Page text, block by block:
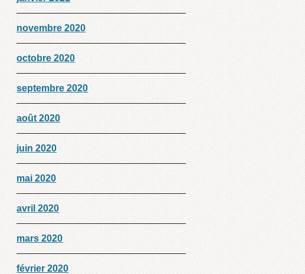
novembre 2020
octobre 2020
septembre 2020
août 2020
juin 2020
mai 2020
avril 2020
mars 2020
février 2020